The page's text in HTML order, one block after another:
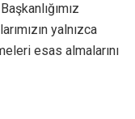
yalnızca
esas almalarını